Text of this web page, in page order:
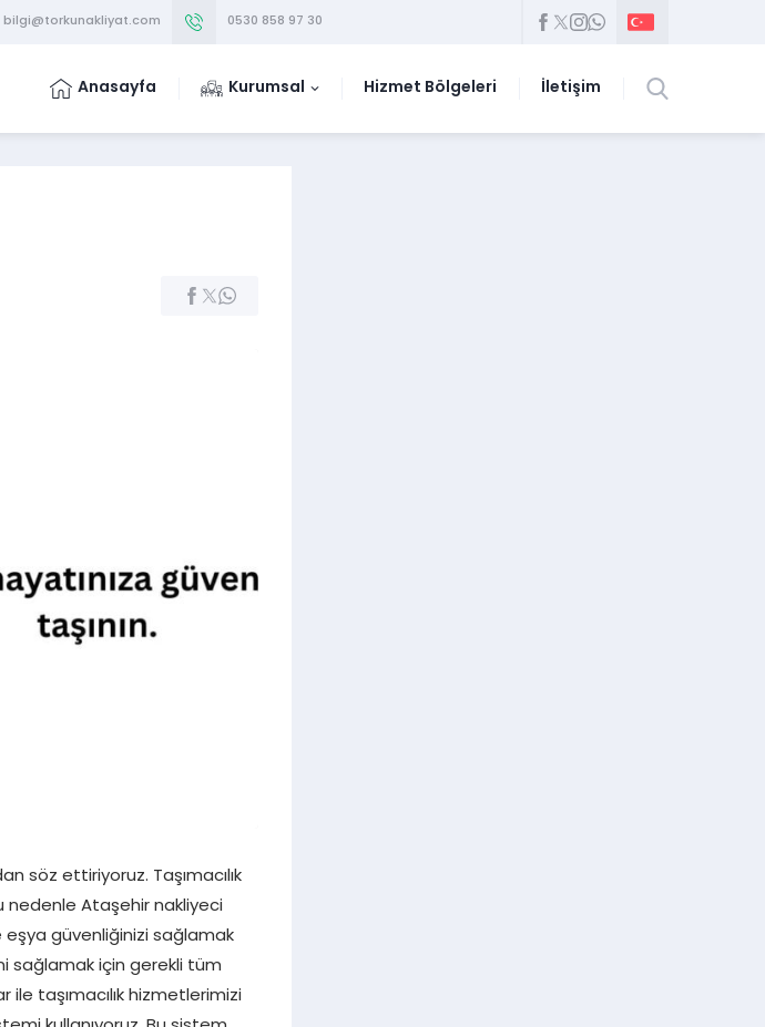
bilgi@torkunakliyat.com 0530 858 97 30
Anasayfa Kurumsal Hizmet Bölgeleri İletişim
söz ettiriyoruz. Taşımacılık
Ataşehir nakliyeci
eşya güvenliğinizi sağlamak
sağlamak için gerekli tüm
ile taşımacılık hizmetlerimizi